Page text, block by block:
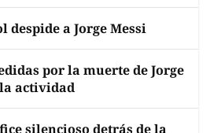
a Jorge Messi
por la muerte de Jorge
actividad
silencioso detrás de la